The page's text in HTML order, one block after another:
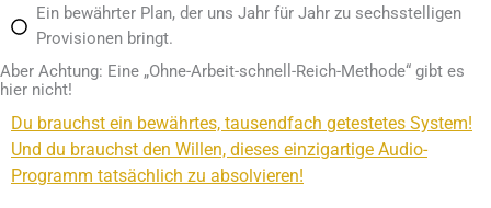
Ein bewährter Plan, der uns Jahr für Jahr zu sechsstelligen
Provisionen bringt.
Aber Achtung: Eine „Ohne-Arbeit-schnell-Reich-Methode“ gibt es
hier nicht!
Du brauchst ein bewährtes, tausendfach getestetes System!
Und du brauchst den Willen, dieses einzigartige Audio-
Programm tatsächlich zu absolvieren!